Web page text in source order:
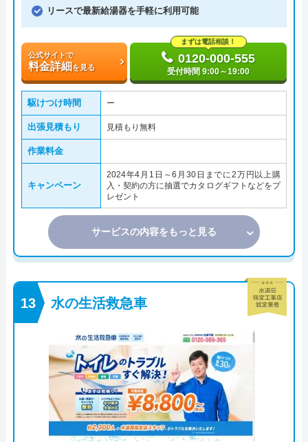
リースで最新給湯器を手軽に利用可能
公式サイトで
料金詳細を見る
まずは電話相談！
0120-000-555
受付時間 9:00～19:00
駆けつけ時間 ー
出張見積もり 見積もり無料
作業料金
キャンペーン
2024年4月1日～6月30日までに2万円以上購
入・契約の方に抽選でカタログギフトなどをプ
レゼント
サービスの内容をもっと見る
水の生活救急車